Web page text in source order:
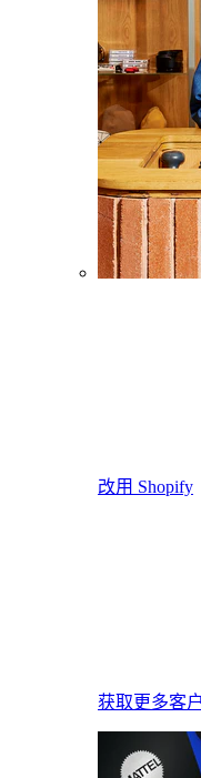
改用 Shopify
获取更多客